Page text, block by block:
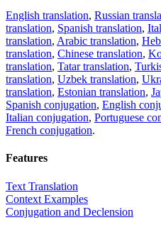
English translation, Russian
translation, Spanish translation,
translation, Arabic translation,
translation, Chinese translation,
translation, Tatar translation,
translation, Uzbek translation,
translation, Estonian translation,
Spanish conjugation, English
Italian conjugation, Portuguese
French conjugation.
Features
Text Translation
Context Examples
Conjugation and Declension